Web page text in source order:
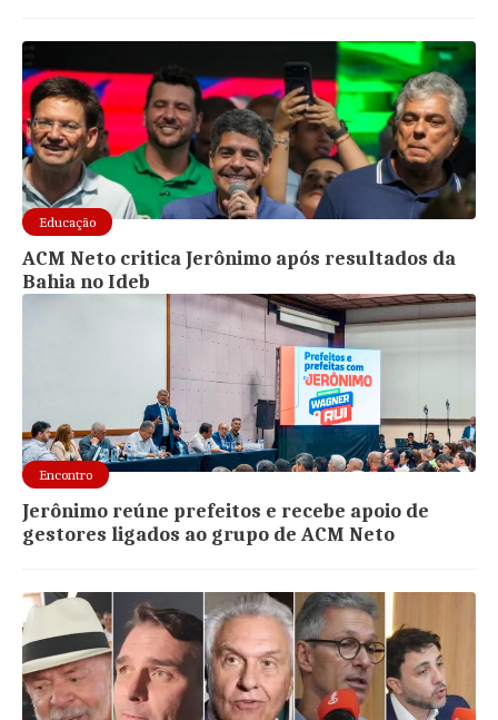
Educação
ACM Neto critica Jerônimo após resultados da
Bahia no Ideb
Encontro
Jerônimo reúne prefeitos e recebe apoio de
gestores ligados ao grupo de ACM Neto